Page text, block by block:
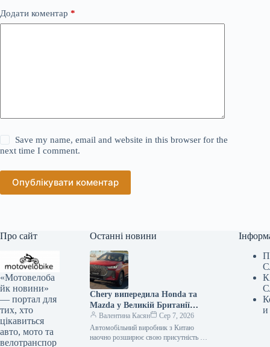
Додати коментар *
Save my name, email and website in this browser for the
next time I comment.
Опублікувати коментар
Про сайт
«Мотовелоба
йк новини»
— портал для
тих, хто
цікавиться
авто, мото та
велотранспор
Останні новини
Chery випередила Honda та
Mazda у Великій Британії
лише за рік після своєї появи
на ринку.
Валентина Касян
Сер 7, 2026
Автомобільний виробник з Китаю
наочно розширює свою присутність на
и